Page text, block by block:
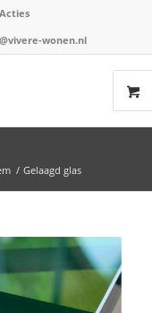
Acties
wonen.nl
/ Gelaagd glas